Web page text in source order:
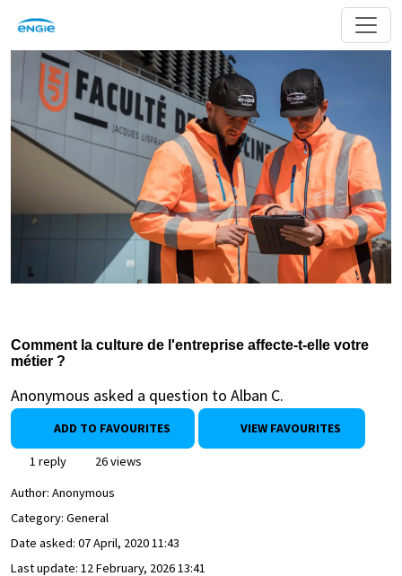
Comment la culture de l'entreprise affecte-t-elle votre
métier ?
Anonymous asked a question to Alban C.
ADD TO FAVOURITES VIEW FAVOURITES
1 reply
26 views
Author: Anonymous
Category: General
Date asked: 07 April, 2020 11:43
Last update: 12 February, 2026 13:41